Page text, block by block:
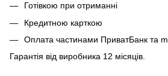
Готівкою при отриманні
Кредитною карткою
Оплата частинами ПриватБанк та
Гарантія від виробника 12 місяців.